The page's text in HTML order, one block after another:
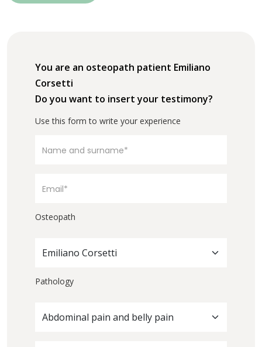
You are an osteopath patient Emiliano
Corsetti
Do you want to insert your testimony?
Use this form to write your experience
Osteopath
Emiliano Corsetti
Pathology
Abdominal pain and belly pain